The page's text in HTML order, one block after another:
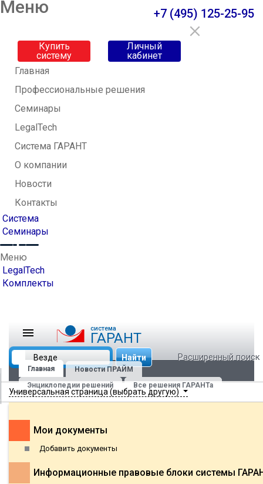
Меню
Купить
систему
Личный
кабинет
Главная
Профессиональные решения
Семинары
LegalTech
Система ГАРАНТ
О компании
Новости
Контакты
Система
Семинары
Меню
LegalTech
Комплекты
+7 (495) 125-25-95
cистема
ГАРАНТ
Найти Расширенный поиск
Главная
Новости ПРАЙМ
Энциклопедии решений
Все решения ГАРАНТа
Универсальная страница (выбрать другую)
Мои документы
Добавить документы
Информационные правовые блоки системы